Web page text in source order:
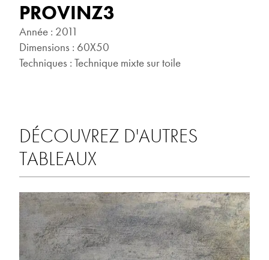
PROVINZ3
Année : 2011
Dimensions : 60X50
Techniques : Technique mixte sur toile
DÉCOUVREZ D'AUTRES
TABLEAUX